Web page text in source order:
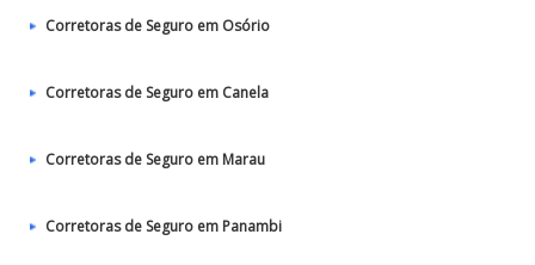
Corretoras de Seguro em Osório
Corretoras de Seguro em Canela
Corretoras de Seguro em Marau
Corretoras de Seguro em Panambi